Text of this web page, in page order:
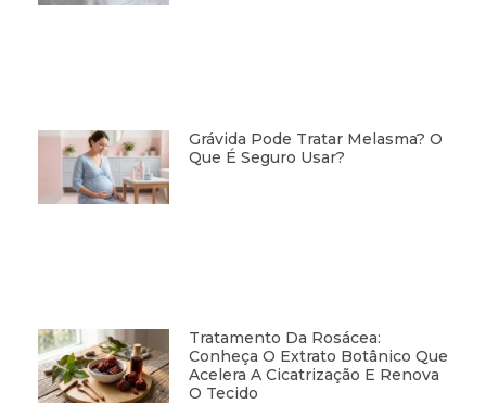
Grávida Pode Tratar Melasma? O
Que É Seguro Usar?
Tratamento Da Rosácea:
Conheça O Extrato Botânico Que
Acelera A Cicatrização E Renova
O Tecido